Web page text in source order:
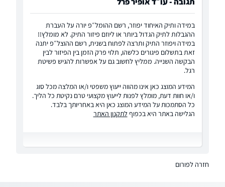
במידה ותיק האיחוד יפוזר, רשם ההומל״פ יורה על העברת
ההגבלות לתיק הגדול ביותר או ליוזם פיזור התיק. לא מומלץ!!
במידה ויפוזר התיק ותרצה לפתוח בשנית, רשם ההוצל״פ יתנה
זאת בתשלום פיגורים כלשהו, תלוי פרק הזמן בין הפיזור לבין
הבקשה השנייה. ממליץ לחשוב גם על אפשרות להגיש פשיטת
רגל.
המידע המוצג כאן אינו מהווה ייעוץ משפטי ו/או המלצה מכל סוג
ו/או חוות דעת, מומלץ לפנות לייעוץ מקצועי טרם נקיטת כל הליך.
כל הסתמכות על המידע המוצג כאן היא באחריותך בלבד.
הגלישה באתר היא בכפוף לתקנון האתר
חזרה לפורום